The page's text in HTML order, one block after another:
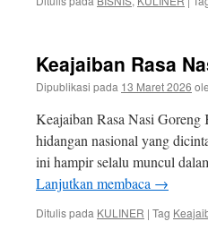
Keajaiban Rasa
Dipublikasi pada 13 Maret 2026
Keajaiban Rasa Nasi Goreng
hidangan nasional yang
ini hampir selalu muncul
Lanjutkan membaca →
Ditulis pada KULINER | Tag